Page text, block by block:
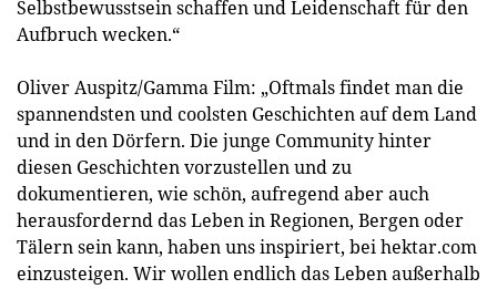
Selbstbewusstsein schaffen und Leidenschaft für den
Aufbruch wecken.“
Oliver Auspitz/Gamma Film: „Oftmals findet man die
spannendsten und coolsten Geschichten auf dem Land
und in den Dörfern. Die junge Community hinter
diesen Geschichten vorzustellen und zu
dokumentieren, wie schön, aufregend aber auch
herausfordernd das Leben in Regionen, Bergen oder
Tälern sein kann, haben uns inspiriert, bei hektar.com
einzusteigen. Wir wollen endlich das Leben außerhalb